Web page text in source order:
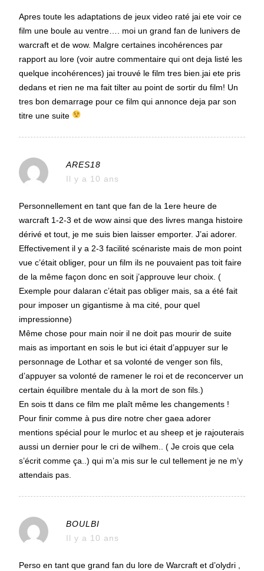
Apres toute les adaptations de jeux video raté jai ete voir ce
film une boule au ventre…. moi un grand fan de lunivers de
warcraft et de wow. Malgre certaines incohérences par
rapport au lore (voir autre commentaire qui ont deja listé les
quelque incohérences) jai trouvé le film tres bien.jai ete pris
dedans et rien ne ma fait tilter au point de sortir du film! Un
tres bon demarrage pour ce film qui annonce deja par son
titre une suite
ARES18
Il y a 10 ans
Personnellement en tant que fan de la 1ere heure de
warcraft 1-2-3 et de wow ainsi que des livres manga histoire
dérivé et tout, je me suis bien laisser emporter. J’ai adorer.
Effectivement il y a 2-3 facilité scénariste mais de mon point
vue c’était obliger, pour un film ils ne pouvaient pas toit faire
de la même façon donc en soit j’approuve leur choix. (
Exemple pour dalaran c’était pas obliger mais, sa a été fait
pour imposer un gigantisme à ma cité, pour quel
impressionne)
Même chose pour main noir il ne doit pas mourir de suite
mais as important en sois le but ici était d’appuyer sur le
personnage de Lothar et sa volonté de venger son fils,
d’appuyer sa volonté de ramener le roi et de reconcerver un
certain équilibre mentale du à la mort de son fils.)
En sois tt dans ce film me plaît même les changements !
Pour finir comme à pus dire notre cher gaea adorer
mentions spécial pour le murloc et au sheep et je rajouterais
aussi un dernier pour le cri de wilhem.. ( Je crois que cela
s’écrit comme ça..) qui m’a mis sur le cul tellement je ne m’y
attendais pas.
BOULBI
Il y a 10 ans
Perso en tant que grand fan du lore de Warcraft et d’olydri ,